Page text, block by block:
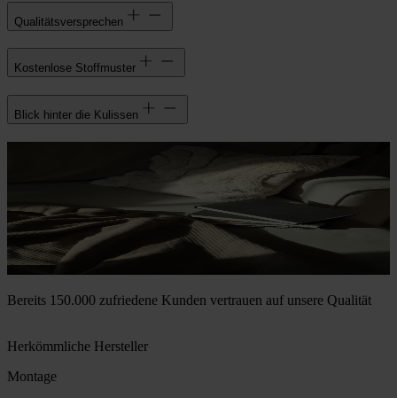
Qualitätsversprechen
Kostenlose Stoffmuster
Blick hinter die Kulissen
Bereits 150.000 zufriedene Kunden vertrauen auf unsere Qualität
Herkömmliche Hersteller
Montage